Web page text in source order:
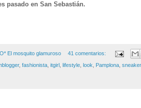
pasado en San Sebastián.
El mosquito glamuroso 41 comentarios:
, fashionista, itgirl , lifestyle, look, Pamplona,